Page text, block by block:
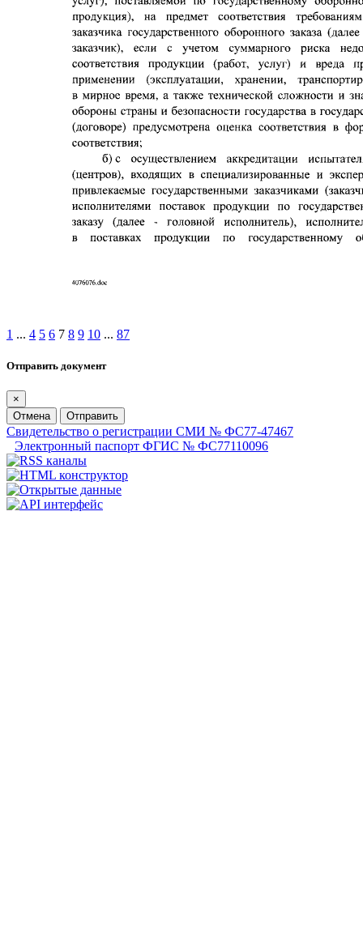
1 ... 4 5 6 7 8 9 10 ... 87
Отправить документ
×
Отмена
Отправить
Свидетельство о регистрации СМИ № ФС77-47467
Электронный паспорт ФГИС № ФС77110096